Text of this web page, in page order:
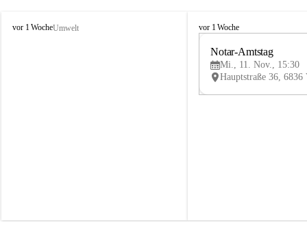
V
vor 1 WocheUmwelt
V
vor 1 Woche
Notar-Amtstag
Mi., 11. Nov., 15:30